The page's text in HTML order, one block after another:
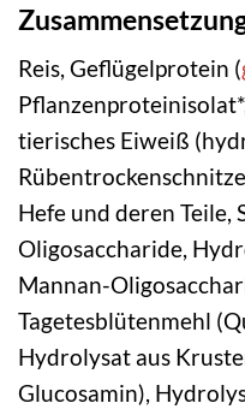
Reis, Geflügelprotein (
tierisches Eiweiß
Hefe und deren Teile,
Oligosaccharide,
Mannan-
Tagetesblütenmehl
Hydrolysat aus
Glucosamin),